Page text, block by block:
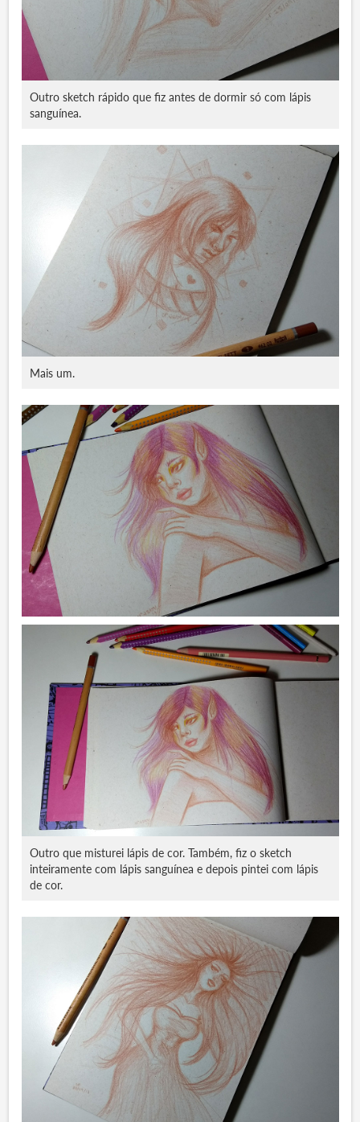
Outro sketch rápido que fiz antes de dormir só com lápis
sanguínea.
Mais um.
Outro que misturei lápis de cor. Também, fiz o sketch
inteiramente com lápis sanguínea e depois pintei com lápis
de cor.